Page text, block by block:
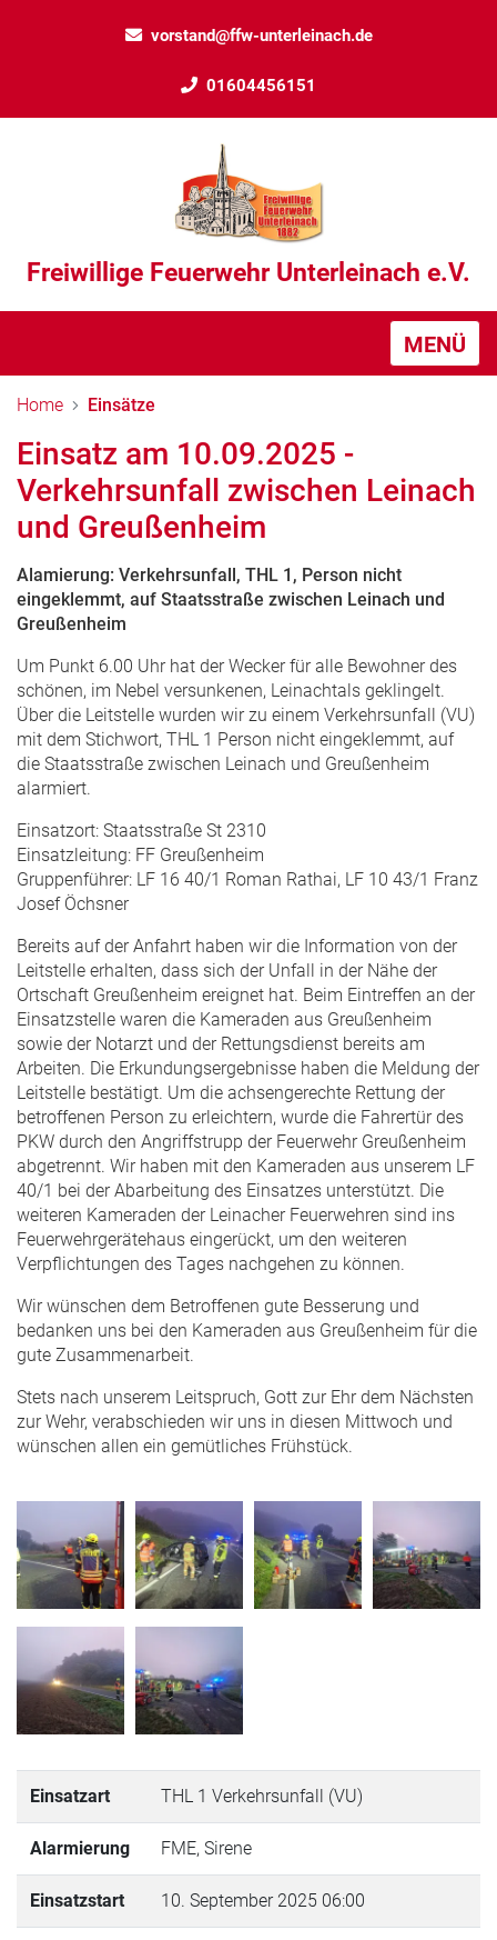
vorstand@ffw-unterleinach.de
01604456151
Freiwillige Feuerwehr Unterleinach e.V.
MENÜ
Home Einsätze
Einsatz am 10.09.2025 -
Verkehrsunfall zwischen Leinach
und Greußenheim
Alamierung: Verkehrsunfall, THL 1, Person nicht
eingeklemmt, auf Staatsstraße zwischen Leinach und
Greußenheim
Um Punkt 6.00 Uhr hat der Wecker für alle Bewohner des
schönen, im Nebel versunkenen, Leinachtals geklingelt.
Über die Leitstelle wurden wir zu einem Verkehrsunfall (VU)
mit dem Stichwort, THL 1 Person nicht eingeklemmt, auf
die Staatsstraße zwischen Leinach und Greußenheim
alarmiert.
Einsatzort: Staatsstraße St 2310
Einsatzleitung: FF Greußenheim
Gruppenführer: LF 16 40/1 Roman Rathai, LF 10 43/1 Franz
Josef Öchsner
Bereits auf der Anfahrt haben wir die Information von der
Leitstelle erhalten, dass sich der Unfall in der Nähe der
Ortschaft Greußenheim ereignet hat. Beim Eintreffen an der
Einsatzstelle waren die Kameraden aus Greußenheim
sowie der Notarzt und der Rettungsdienst bereits am
Arbeiten. Die Erkundungsergebnisse haben die Meldung der
Leitstelle bestätigt. Um die achsengerechte Rettung der
betroffenen Person zu erleichtern, wurde die Fahrertür des
PKW durch den Angriffstrupp der Feuerwehr Greußenheim
abgetrennt. Wir haben mit den Kameraden aus unserem LF
40/1 bei der Abarbeitung des Einsatzes unterstützt. Die
weiteren Kameraden der Leinacher Feuerwehren sind ins
Feuerwehrgerätehaus eingerückt, um den weiteren
Verpflichtungen des Tages nachgehen zu können.
Wir wünschen dem Betroffenen gute Besserung und
bedanken uns bei den Kameraden aus Greußenheim für die
gute Zusammenarbeit.
Stets nach unserem Leitspruch, Gott zur Ehr dem Nächsten
zur Wehr, verabschieden wir uns in diesen Mittwoch und
wünschen allen ein gemütliches Frühstück.
Einsatzart THL 1 Verkehrsunfall (VU)
Alarmierung FME, Sirene
Einsatzstart 10. September 2025 06:00